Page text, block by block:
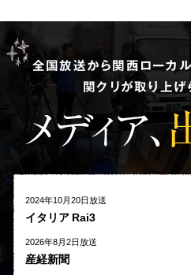
全国放送から関西ローカ
関クリが取り上
メディア、
2024年10月20日放送
イタリア Rai3
2026年8月2日放送
産経新聞